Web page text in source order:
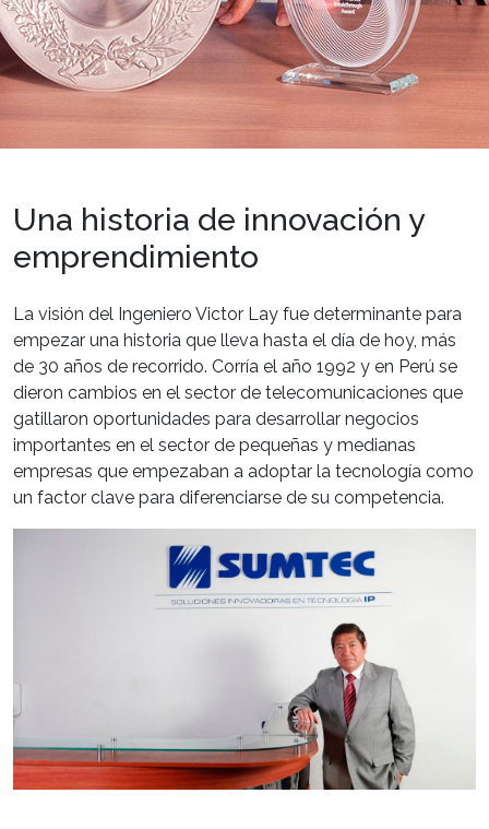
Una historia de innovación y
emprendimiento
La visión del Ingeniero Victor Lay fue determinante para
empezar una historia que lleva hasta el día de hoy, más
de 30 años de recorrido. Corría el año 1992 y en Perú se
dieron cambios en el sector de telecomunicaciones que
gatillaron oportunidades para desarrollar negocios
importantes en el sector de pequeñas y medianas
empresas que empezaban a adoptar la tecnología como
un factor clave para diferenciarse de su competencia.